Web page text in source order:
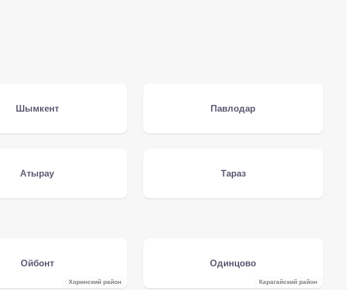
Шымкент Павлодар
Атырау Тараз
Ойбонт
Хоринский район
Одинцово
Карагайский район